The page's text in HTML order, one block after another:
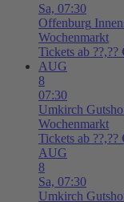
Sa, 07:30
Offenburg
Wochenmarkt
Tickets ab ??,??
AUG
8
07:30
Umkirch
Wochenmarkt
Tickets ab ??,??
AUG
8
Sa, 07:30
Umkirch